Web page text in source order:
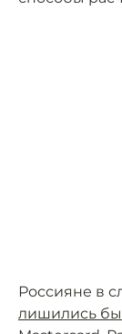
Россияне в
лишились бы